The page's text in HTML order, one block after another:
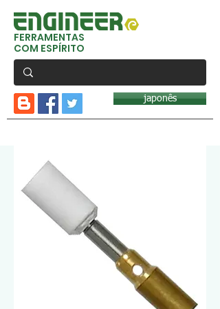
FERRAMENTAS
COM ESPÍRITO
japonês